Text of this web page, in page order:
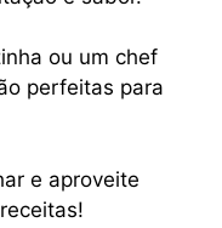
ou um chef
perfeitas para
e aproveite